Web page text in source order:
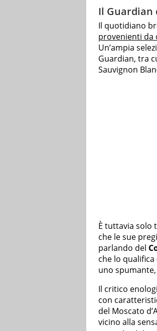
Il Guardian
Il quotidiano
provenienti da
Un’ampia
Guardian, tra
Sauvignon
È tuttavia solo
che le sue
parlando del
che lo
uno
Il critico
con
del Moscato
vicino alla